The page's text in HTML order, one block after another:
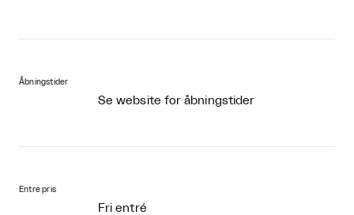
Åbningstider
Se website for åbningstider
Entre pris
Fri entré